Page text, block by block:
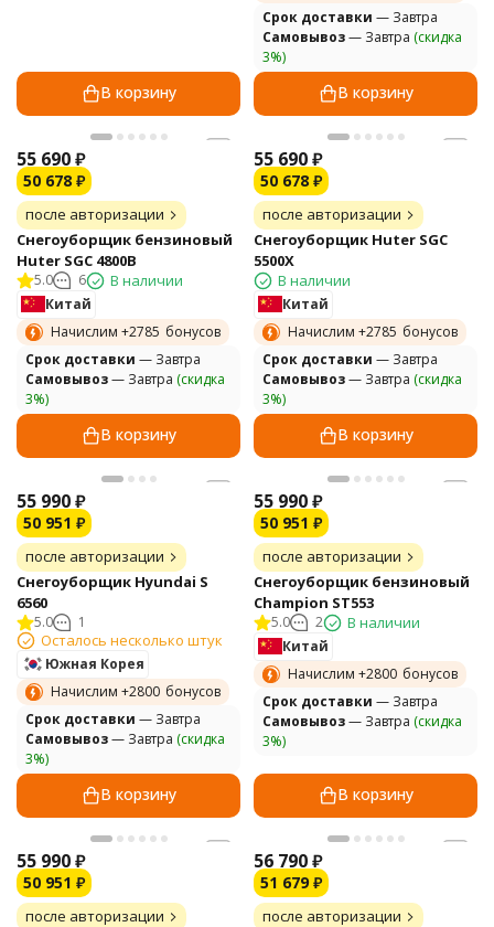
В корзину
Cрок доставки — Завтра
Самовывоз— Завтра (скидка
3%)
В корзину
55 690₽
50 678 ₽
после авторизации
Снегоуборщик бензиновый
Huter SGC 4800B
5.0 6 В наличии
Китай
Начислим +2785 бонусов
Cрок доставки — Завтра
Самовывоз— Завтра (скидка
3%)
В корзину
55 690₽
50 678 ₽
после авторизации
Снегоуборщик Huter SGC
5500Х
В наличии
Китай
Начислим +2785 бонусов
Cрок доставки — Завтра
Самовывоз— Завтра (скидка
3%)
В корзину
55 990₽
50 951 ₽
после авторизации
Снегоуборщик Hyundai S
6560
5.0 1
Осталось несколько штук
Южная Корея
Начислим +2800 бонусов
Cрок доставки — Завтра
Самовывоз— Завтра (скидка
3%)
В корзину
55 990₽
50 951 ₽
после авторизации
Снегоуборщик бензиновый
Champion ST553
5.0 2 В наличии
Китай
Начислим +2800 бонусов
Cрок доставки — Завтра
Самовывоз— Завтра (скидка
3%)
В корзину
55 990₽
50 951 ₽
после авторизации
56 790₽
51 679 ₽
после авторизации